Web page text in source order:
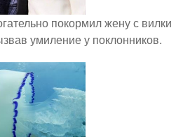
покормил жену с вилки
умиление у поклонников.